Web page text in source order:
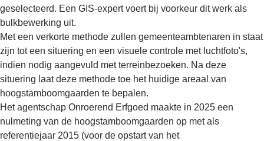
geselecteerd. Een GIS-expert voert bij voorkeur dit werk als
bulkbewerking uit.
Met een verkorte methode zullen gemeenteambtenaren in staat
zijn tot een situering en een visuele controle met luchtfoto's,
indien nodig aangevuld met terreinbezoeken. Na deze
situering laat deze methode toe het huidige areaal van
hoogstamboomgaarden te bepalen.
Het agentschap Onroerend Erfgoed maakte in 2025 een
nulmeting van de hoogstamboomgaarden op met als
referentiejaar 2015 (voor de opstart van het